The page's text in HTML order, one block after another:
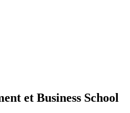
et Business School